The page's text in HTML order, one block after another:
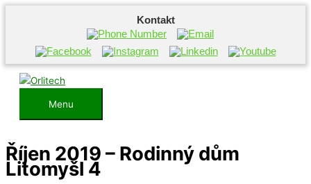
Kontakt
Přeskočit
Menu
Menu
Říjen 2019 – Rodinný dům
Litomyšl 4